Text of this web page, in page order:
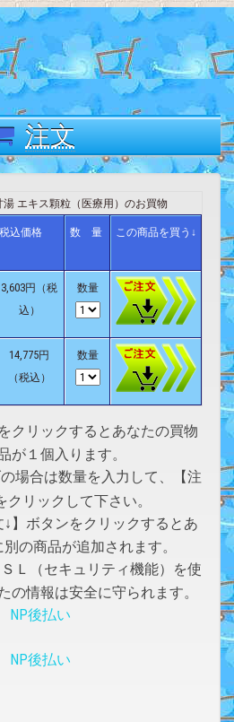
注文
エキス顆粒（医療用）のお買物
税込価格 数 量 この商品を買う↓
3,603円（税
込）
数量
14,775円
（税込）
数量
クリックするとあなたの買物
が１個入ります。
場合は数量を入力して、【注
クリックして下さい。
】ボタンをクリックするとあ
の商品が追加されます。
Ｌ（セキュリティ機能）を使
の情報は安全に守られます。